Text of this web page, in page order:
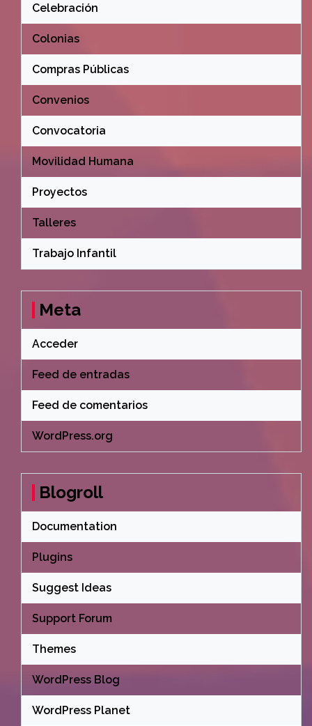
Celebración
Colonias
Compras Públicas
Convenios
Convocatoria
Movilidad Humana
Proyectos
Talleres
Trabajo Infantil
Meta
Acceder
Feed de entradas
Feed de comentarios
WordPress.org
Blogroll
Documentation
Plugins
Suggest Ideas
Support Forum
Themes
WordPress Blog
WordPress Planet